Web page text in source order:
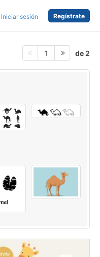
Iniciar sesión Regístrate
1 de 2